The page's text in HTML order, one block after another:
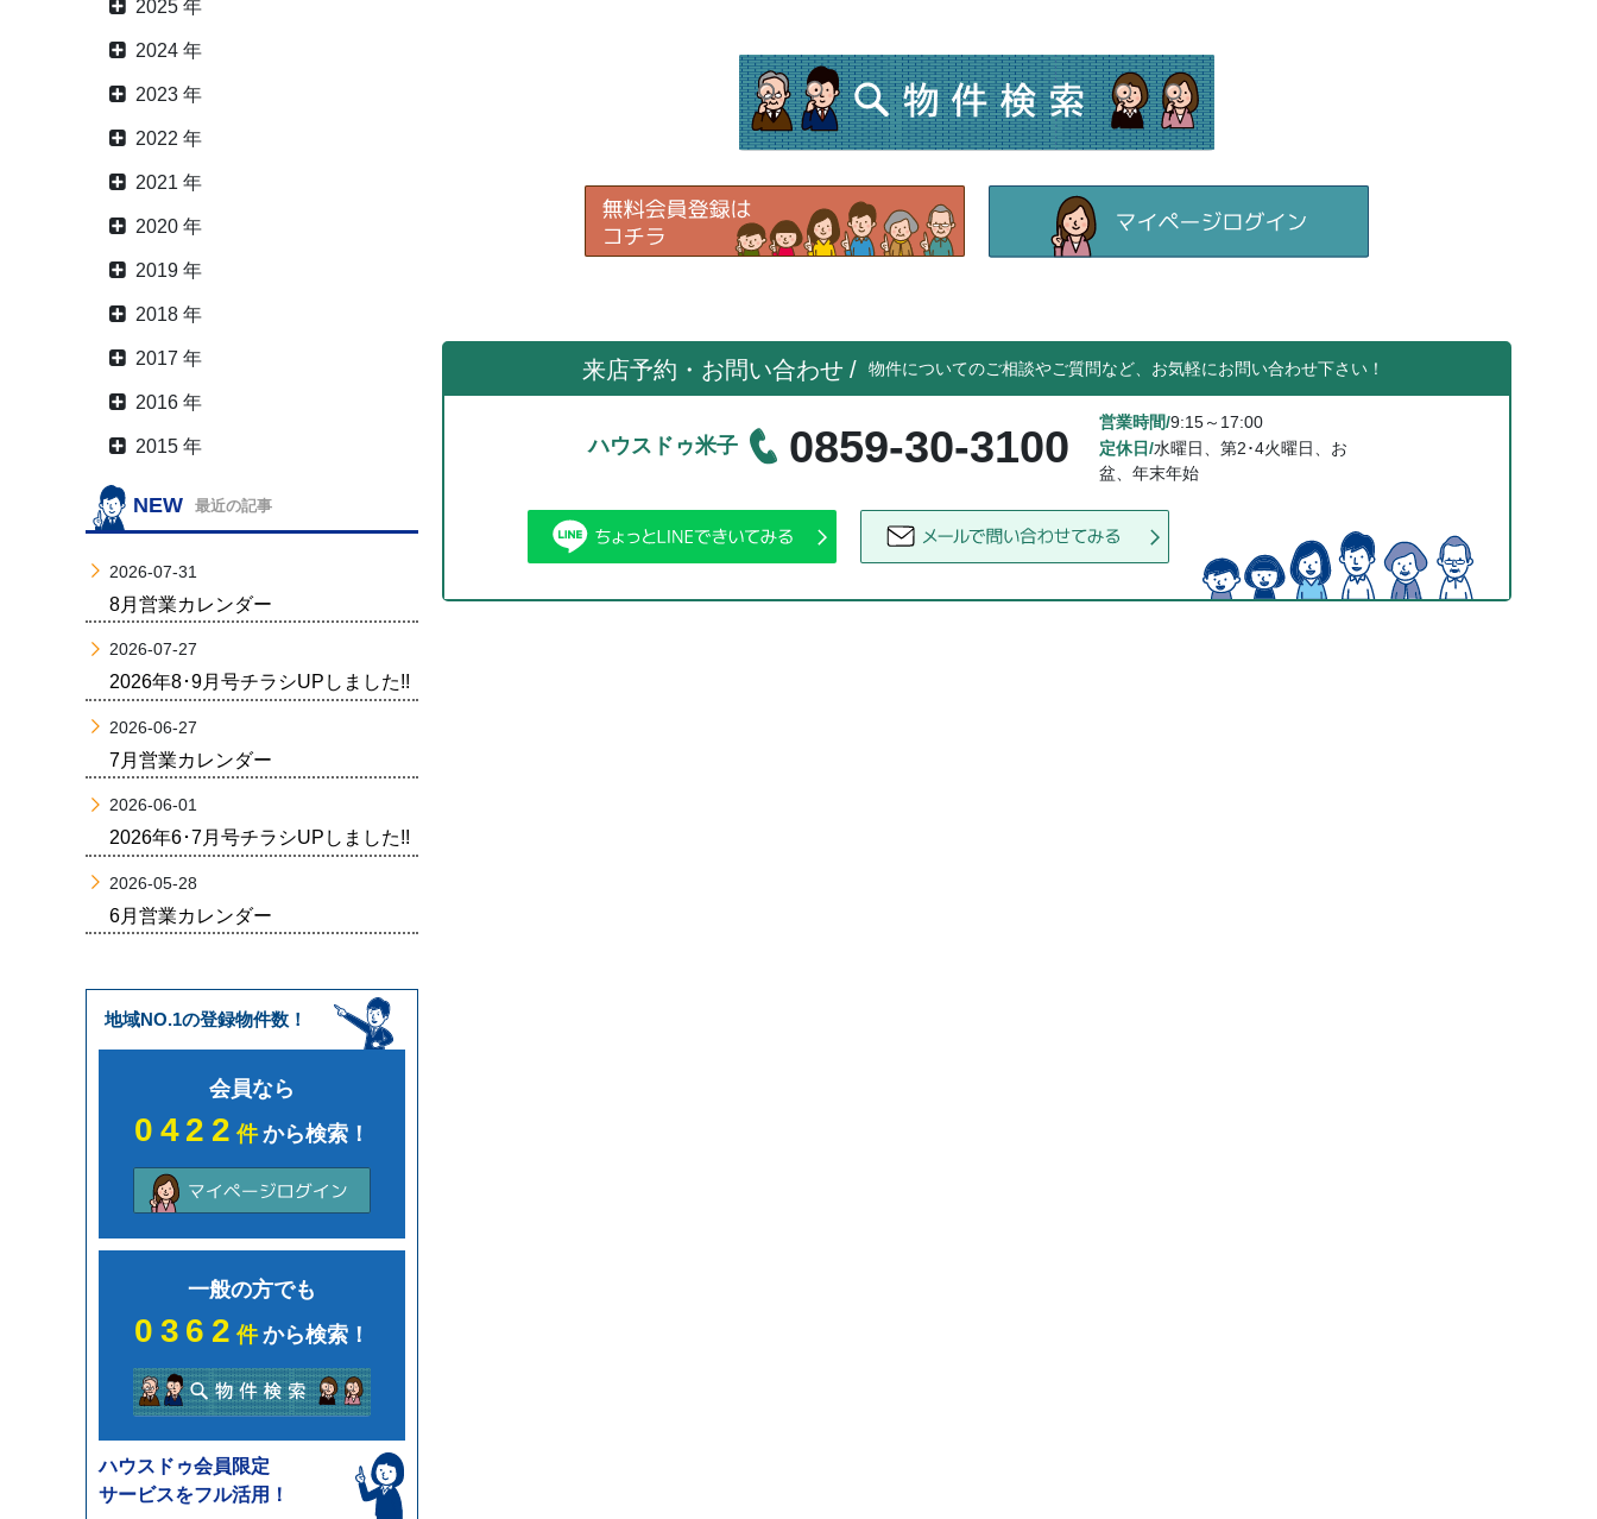
来店予約・お問い合わせ / 物件についてのご相談やご質問など、お気軽にお問い合わせ下さい！
ハウスドゥ米子 0859-30-3100 営業時間/9:15～17:00
定休日/水曜日、第2･4火曜日、お
盆、年末年始
2025 年
2024 年
2023 年
2022 年
2021 年
2020 年
2019 年
2018 年
2017 年
2016 年
2015 年
NEW 最近の記事
2026-07-31
8月営業カレンダー
2026-07-27
2026年8･9月号チラシUPしました!!
2026-06-27
7月営業カレンダー
2026-06-01
2026年6･7月号チラシUPしました!!
2026-05-28
6月営業カレンダー
地域NO.1の登録物件数！
会員なら
0422件から検索！
一般の方でも
0362件から検索！
ハウスドゥ会員限定
サービスをフル活用！